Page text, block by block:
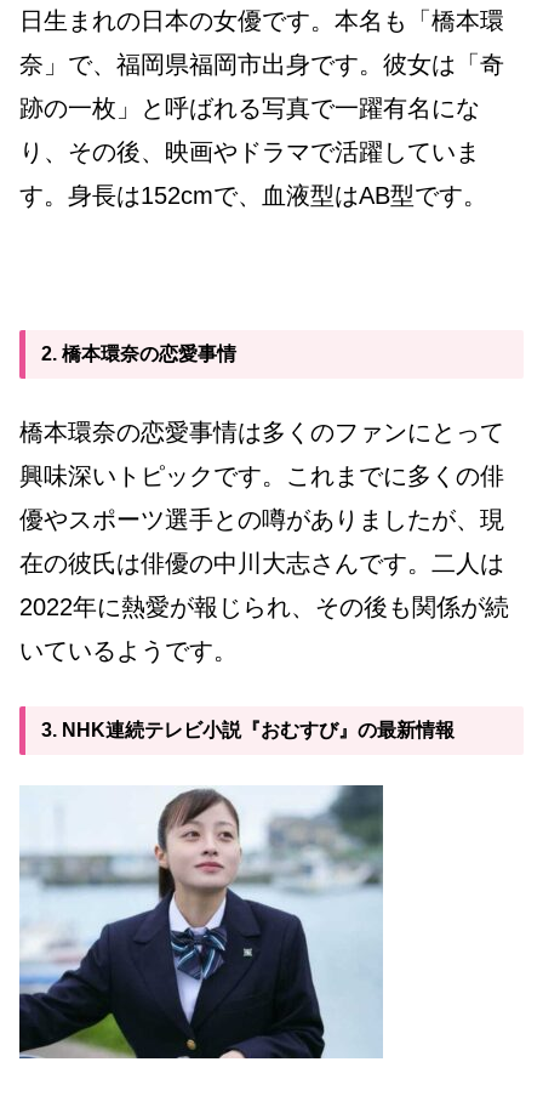
日生まれの日本の女優です。本名も「橋本環
奈」で、福岡県福岡市出身です。彼女は「奇
跡の一枚」と呼ばれる写真で一躍有名にな
り、その後、映画やドラマで活躍していま
す。身長は152cmで、血液型はAB型です。
2. 橋本環奈の恋愛事情
橋本環奈の恋愛事情は多くのファンにとって
興味深いトピックです。これまでに多くの俳
優やスポーツ選手との噂がありましたが、現
在の彼氏は俳優の中川大志さんです。二人は
2022年に熱愛が報じられ、その後も関係が続
いているようです。
3. NHK連続テレビ小説『おむすび』の最新情報